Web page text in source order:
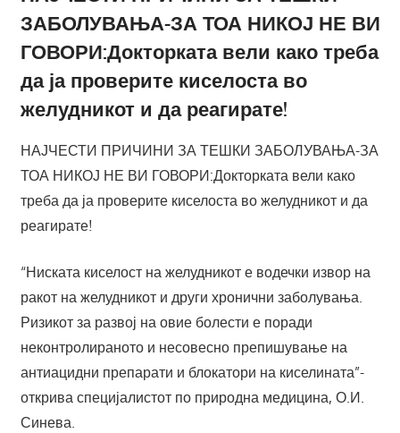
ЗАБОЛУВАЊА-ЗА ТОА НИКОЈ НЕ ВИ
ГОВОРИ:Докторката вели како треба
да ја проверите киселоста во
желудникот и да реагирате!
НАЈЧЕСТИ ПРИЧИНИ ЗА ТЕШКИ ЗАБОЛУВАЊА-ЗА
ТОА НИКОЈ НЕ ВИ ГОВОРИ:Докторката вели како
треба да ја проверите киселоста во желудникот и да
реагирате!
“Ниската киселост на желудникот е водечки извор на
ракот на желудникот и други хронични заболувања.
Ризикот за развој на овие болести е поради
неконтролираното и несовесно препишување на
антиацидни препарати и блокатори на киселината”-
открива специјалистот по природна медицина, О.И.
Синева.